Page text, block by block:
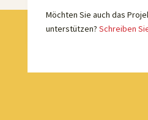
Möchten Sie auch das
unterstützen? Schreiben